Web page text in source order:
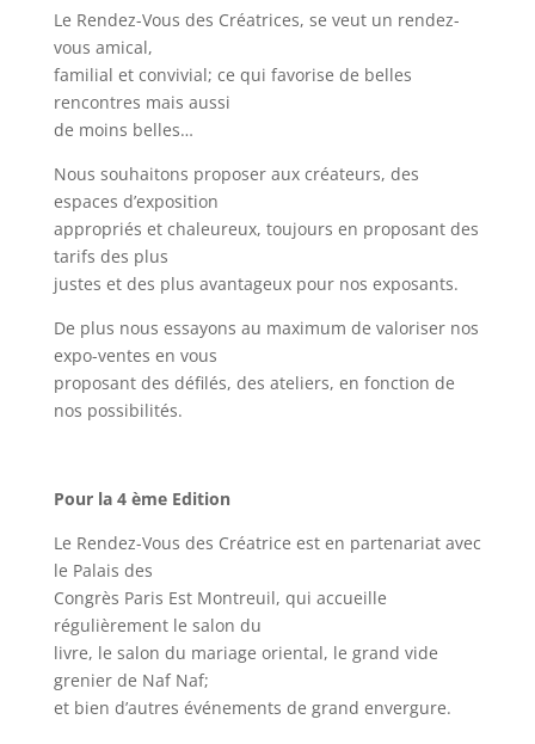
Le Rendez-Vous des Créatrices, se veut un rendez-
vous amical,
familial et convivial; ce qui favorise de belles
rencontres mais aussi
de moins belles…
Nous souhaitons proposer aux créateurs, des
espaces d’exposition
appropriés et chaleureux, toujours en proposant des
tarifs des plus
justes et des plus avantageux pour nos exposants.
De plus nous essayons au maximum de valoriser nos
expo-ventes en vous
proposant des défilés, des ateliers, en fonction de
nos possibilités.
Pour la 4 ème Edition
Le Rendez-Vous des Créatrice est en partenariat avec
le Palais des
Congrès Paris Est Montreuil, qui accueille
régulièrement le salon du
livre, le salon du mariage oriental, le grand vide
grenier de Naf Naf;
et bien d’autres événements de grand envergure.